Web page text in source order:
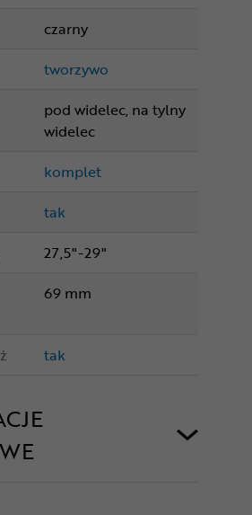
czarny
tworzywo
pod widelec, na tylny
widelec
komplet
tak
27,5"-29"
69 mm
tak